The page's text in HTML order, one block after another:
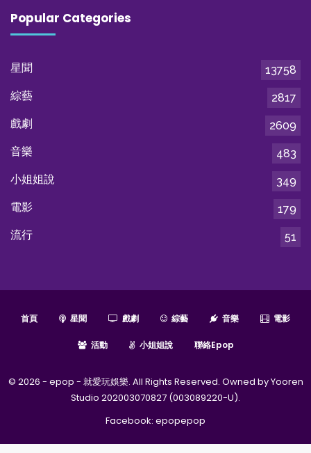
Popular Categories
星聞
13758
綜藝
2817
戲劇
2609
音樂
483
小姐姐說
349
電影
179
流行
51
首頁 星聞 戲劇 綜藝 音樂 電影
活動 小姐姐說 聯絡epop
© 2026 - epop - 就愛玩娛樂. All Rights Reserved. Owned by Yooren
Studio 202003070827 (003089220-U).
Facebook: epopepop